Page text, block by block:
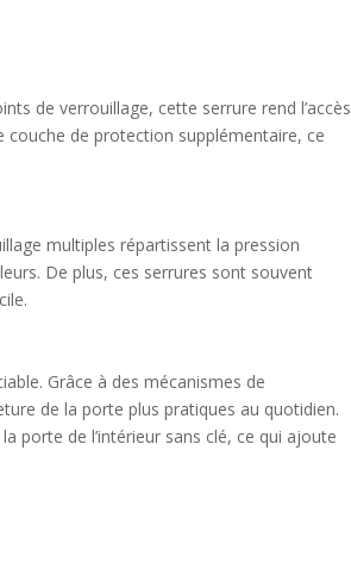
de verrouillage, cette serrure rend l’accès
de protection supplémentaire, ce
multiples répartissent la pression
De plus, ces serrures sont souvent
Grâce à des mécanismes de
de la porte plus pratiques au quotidien.
porte de l’intérieur sans clé, ce qui ajoute